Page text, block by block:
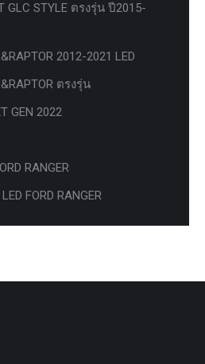
GLC STYLE ตรงรุ่น ปี2015-
2012-2021 LED
ตรงรุ่น
GEN 2022
RANGER
FORD RANGER